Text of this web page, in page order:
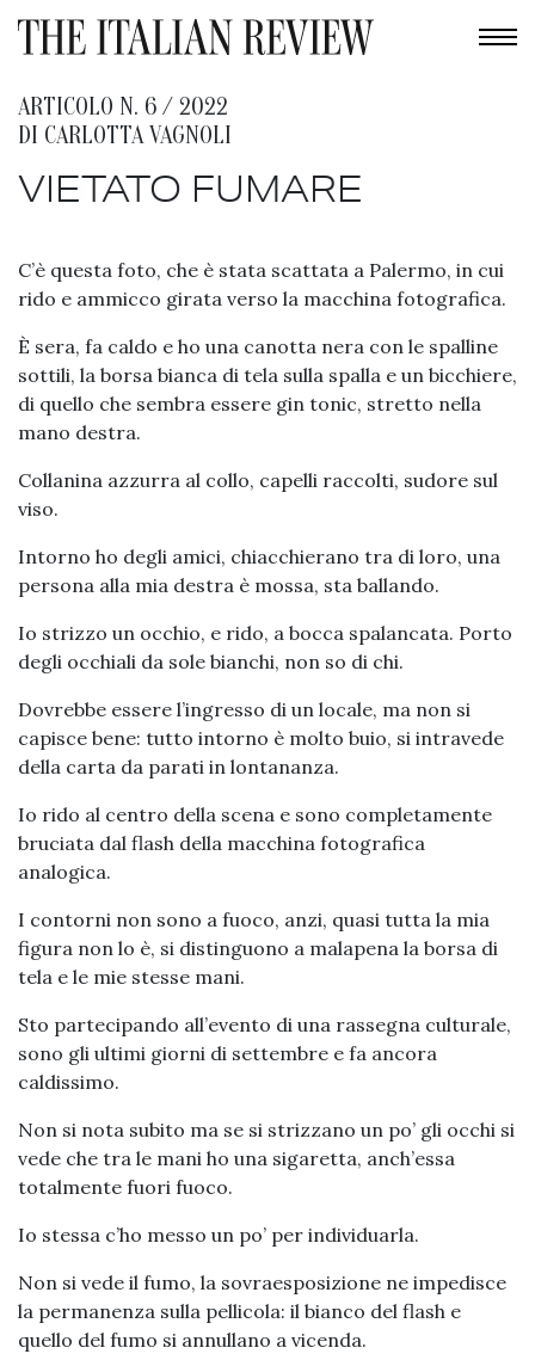
ARTICOLO N. 6 / 2022
DI CARLOTTA VAGNOLI
VIETATO FUMARE
C’è questa foto, che è stata scattata a Palermo, in cui
rido e ammicco girata verso la macchina fotografica.
È sera, fa caldo e ho una canotta nera con le spalline
sottili, la borsa bianca di tela sulla spalla e un bicchiere,
di quello che sembra essere gin tonic, stretto nella
mano destra.
Collanina azzurra al collo, capelli raccolti, sudore sul
viso.
Intorno ho degli amici, chiacchierano tra di loro, una
persona alla mia destra è mossa, sta ballando.
Io strizzo un occhio, e rido, a bocca spalancata. Porto
degli occhiali da sole bianchi, non so di chi.
Dovrebbe essere l’ingresso di un locale, ma non si
capisce bene: tutto intorno è molto buio, si intravede
della carta da parati in lontananza.
Io rido al centro della scena e sono completamente
bruciata dal flash della macchina fotografica
analogica.
I contorni non sono a fuoco, anzi, quasi tutta la mia
figura non lo è, si distinguono a malapena la borsa di
tela e le mie stesse mani.
Sto partecipando all’evento di una rassegna culturale,
sono gli ultimi giorni di settembre e fa ancora
caldissimo.
Non si nota subito ma se si strizzano un po’ gli occhi si
vede che tra le mani ho una sigaretta, anch’essa
totalmente fuori fuoco.
Io stessa c’ho messo un po’ per individuarla.
Non si vede il fumo, la sovraesposizione ne impedisce
la permanenza sulla pellicola: il bianco del flash e
quello del fumo si annullano a vicenda.